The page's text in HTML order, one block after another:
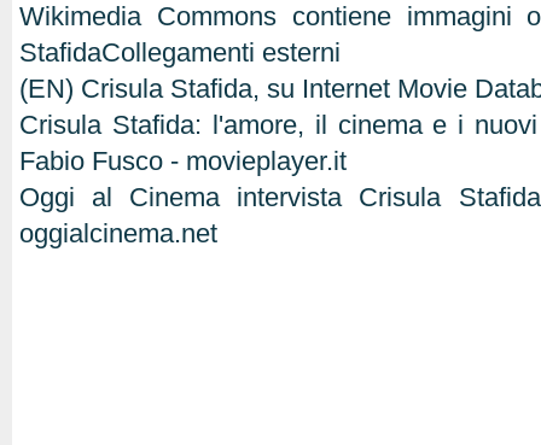
Wikimedia Commons contiene
StafidaCollegamenti esterni
(EN) Crisula Stafida, su Internet Movie
Crisula Stafida: l'amore, il cinema e i
Fabio Fusco - movieplayer.it
Oggi al Cinema intervista Crisula
oggialcinema.net